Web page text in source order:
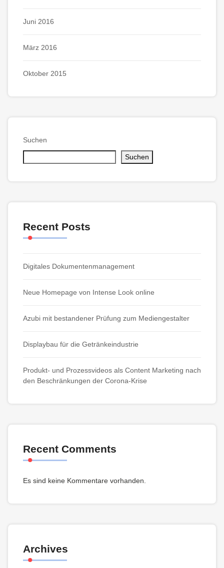
Juni 2016
März 2016
Oktober 2015
Suchen
Suchen
Recent Posts
Digitales Dokumentenmanagement
Neue Homepage von Intense Look online
Azubi mit bestandener Prüfung zum Mediengestalter
Displaybau für die Getränkeindustrie
Produkt- und Prozessvideos als Content Marketing nach
den Beschränkungen der Corona-Krise
Recent Comments
Es sind keine Kommentare vorhanden.
Archives